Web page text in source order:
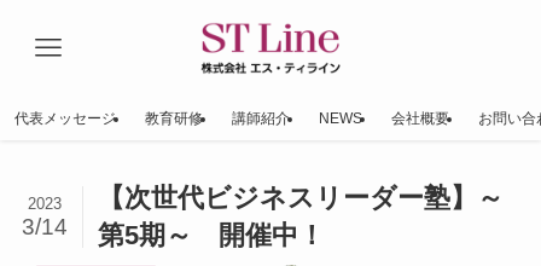
代表メッセージ 教育研修 講師紹介 NEWS 会社概要 お問い合
【次世代ビジネスリーダー塾】～
第5期～ 開催中！
2023
3/14